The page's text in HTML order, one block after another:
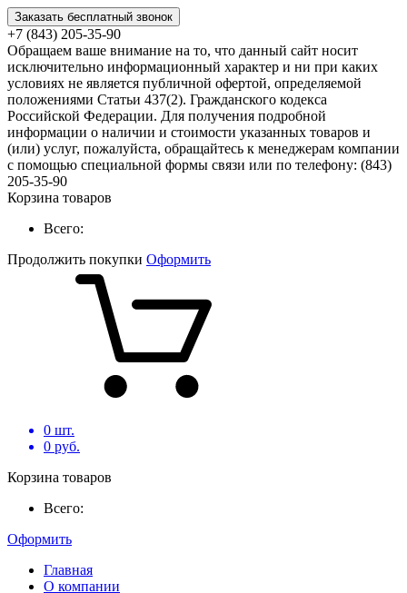
Заказать бесплатный звонок
+7 (843) 205-35-90
Обращаем ваше внимание на то, что данный сайт носит
исключительно информационный характер и ни при каких
условиях не является публичной офертой, определяемой
положениями Статьи 437(2). Гражданского кодекса
Российской Федерации. Для получения подробной
информации о наличии и стоимости указанных товаров и
(или) услуг, пожалуйста, обращайтесь к менеджерам компании
с помощью специальной формы связи или по телефону: (843)
205-35-90
Корзина товаров
Всего:
Продолжить покупки Оформить
0 шт.
0 руб.
Корзина товаров
Всего:
Оформить
Главная
О компании